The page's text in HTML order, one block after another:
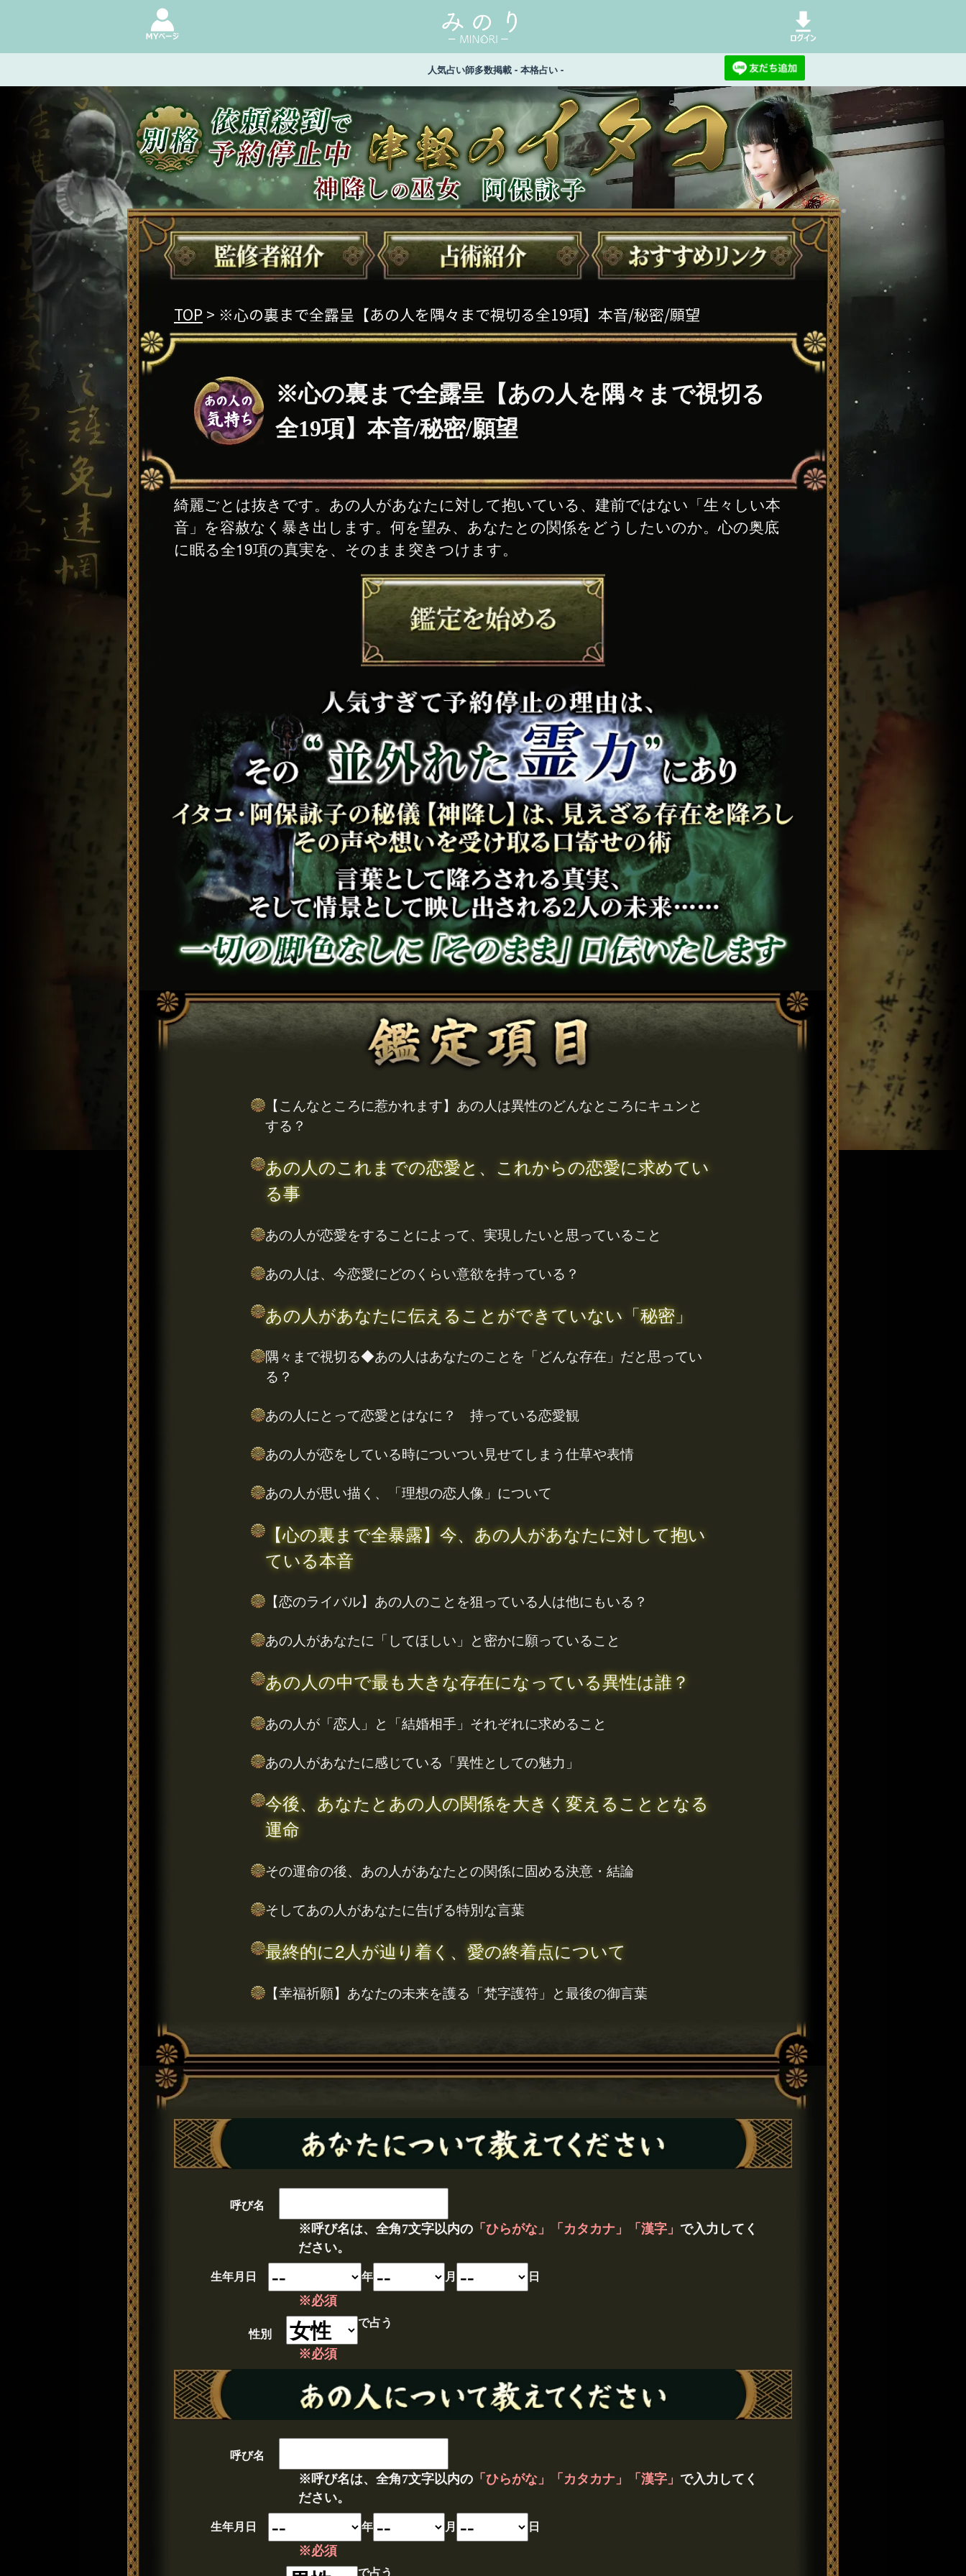
人気占い師多数掲載 - 本格占い -
TOP > ※心の裏まで全露呈【あの人を隅々まで視切る全19項】本音/秘密/願望
※心の裏まで全露呈【あの人を隅々まで視切る
全19項】本音/秘密/願望
綺麗ごとは抜きです。あの人があなたに対して抱いている、建前ではない「生々しい本
音」を容赦なく暴き出します。何を望み、あなたとの関係をどうしたいのか。心の奥底
に眠る全19項の真実を、そのまま突きつけます。
【こんなところに惹かれます】あの人は異性のどんなところにキュンと
する？
あの人のこれまでの恋愛と、これからの恋愛に求めてい
る事
あの人が恋愛をすることによって、実現したいと思っていること
あの人は、今恋愛にどのくらい意欲を持っている？
あの人があなたに伝えることができていない「秘密」
隅々まで視切る◆あの人はあなたのことを「どんな存在」だと思ってい
る？
あの人にとって恋愛とはなに？ 持っている恋愛観
あの人が恋をしている時についつい見せてしまう仕草や表情
あの人が思い描く、「理想の恋人像」について
【心の裏まで全暴露】今、あの人があなたに対して抱い
ている本音
【恋のライバル】あの人のことを狙っている人は他にもいる？
あの人があなたに「してほしい」と密かに願っていること
あの人の中で最も大きな存在になっている異性は誰？
あの人が「恋人」と「結婚相手」それぞれに求めること
あの人があなたに感じている「異性としての魅力」
今後、あなたとあの人の関係を大きく変えることとなる
運命
その運命の後、あの人があなたとの関係に固める決意・結論
そしてあの人があなたに告げる特別な言葉
最終的に2人が辿り着く、愛の終着点について
【幸福祈願】あなたの未来を護る「梵字護符」と最後の御言葉
呼び名
※呼び名は、全角7文字以内の 「ひらがな」「カタカナ」「漢字」 で入力してく
ださい。
生年月日 年 月 日
※必須
性別
で占う
※必須
呼び名
※呼び名は、全角7文字以内の 「ひらがな」「カタカナ」「漢字」 で入力してく
ださい。
生年月日 年 月 日
※必須
で占う